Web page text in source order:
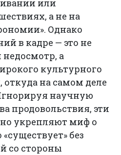
или
а не на
Однако
в кадре — это не
недосмотр, а
культурного
на самом деле
научную
продовольствия, эти
укрепляют миф о
без
со стороны